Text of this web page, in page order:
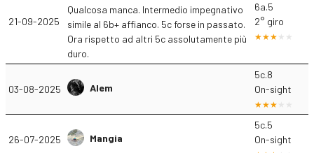
21-09-2025
Qualcosa manca. Intermedio impegnativo
simile al 6b+ affianco. 5c forse in passato.
Ora rispetto ad altri 5c assolutamente più
duro.
6a.5
2° giro
03-08-2025 Alem
5c.8
On-sight
26-07-2025 Mangia
5c.5
On-sight